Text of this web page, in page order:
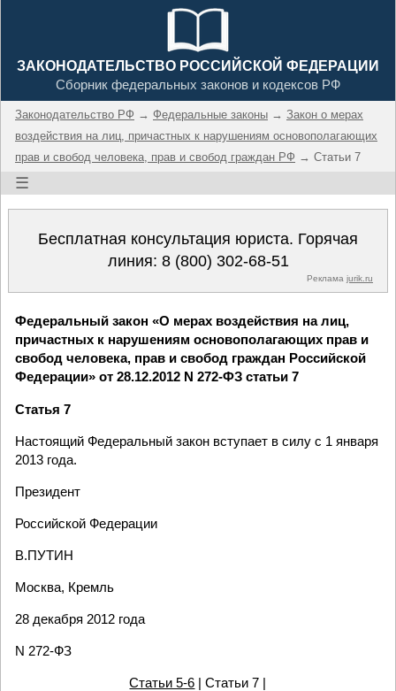
ЗАКОНОДАТЕЛЬСТВО РОССИЙСКОЙ ФЕДЕРАЦИИ
Сборник федеральных законов и кодексов РФ
Законодательство РФ → Федеральные законы → Закон о мерах
воздействия на лиц, причастных к нарушениям основополагающих
прав и свобод человека, прав и свобод граждан РФ → Статьи 7
☰
Бесплатная консультация юриста. Горячая
линия: 8 (800) 302-68-51
Реклама jurik.ru
Федеральный закон «О мерах воздействия на лиц,
причастных к нарушениям основополагающих прав и
свобод человека, прав и свобод граждан Российской
Федерации» от 28.12.2012 N 272-ФЗ статьи 7
Статья 7
Настоящий Федеральный закон вступает в силу с 1 января
2013 года.
Президент
Российской Федерации
В.ПУТИН
Москва, Кремль
28 декабря 2012 года
N 272-ФЗ
Статьи 5-6 | Статьи 7 |